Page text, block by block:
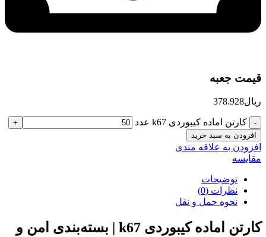
قیمت جعبه
ریال378.928
کارتن اماده کیبوردی k67 عدد
افزودن به سبد خرید
افزودن به علاقه مندی
مقایسه
توضیحات
نظرات (0)
نحوه حمل و نقل
کارتن اماده کیبوردی k67 | بسته‌بندی امن و